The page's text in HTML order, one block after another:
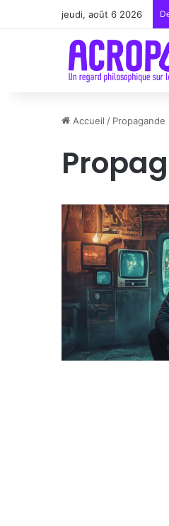
jeudi, août 6 2026
Accueil / Propagande